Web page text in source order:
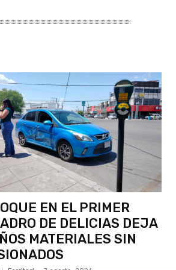
EN EL PRIMER
DE DELICIAS DEJA
MATERIALES SIN